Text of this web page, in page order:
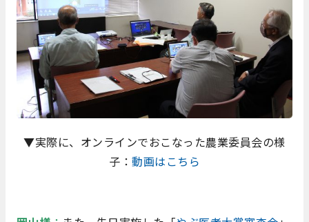
▼実際に、オンラインでおこなった農業委員会の様
子： 動画はこちら